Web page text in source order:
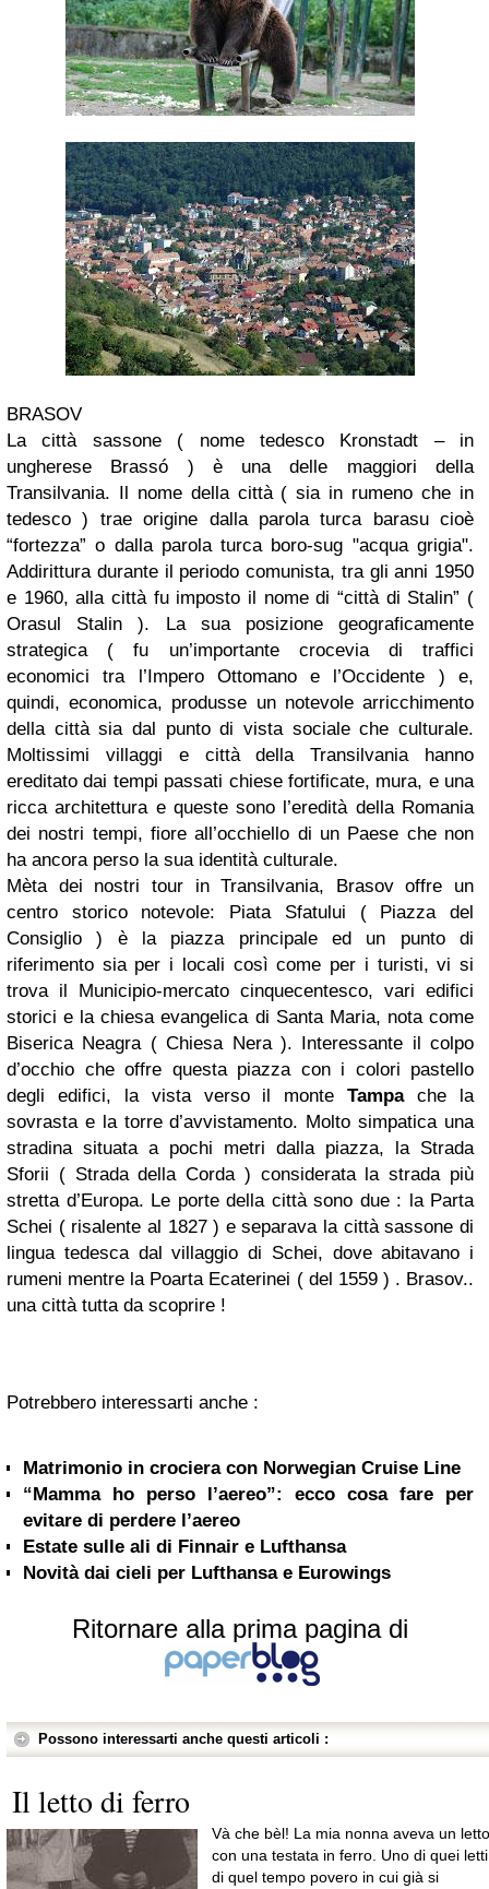
BRASOV
La città sassone ( nome tedesco Kronstadt – in
ungherese Brassó ) è una delle maggiori della
Transilvania. Il nome della città ( sia in rumeno che in
tedesco ) trae origine dalla parola turca barasu cioè
“fortezza” o dalla parola turca boro-sug "acqua grigia".
Addirittura durante il periodo comunista, tra gli anni 1950
e 1960, alla città fu imposto il nome di “città di Stalin” (
Orasul Stalin ). La sua posizione geograficamente
strategica ( fu un’importante crocevia di traffici
economici tra l’Impero Ottomano e l’Occidente ) e,
quindi, economica, produsse un notevole arricchimento
della città sia dal punto di vista sociale che culturale.
Moltissimi villaggi e città della Transilvania hanno
ereditato dai tempi passati chiese fortificate, mura, e una
ricca architettura e queste sono l’eredità della Romania
dei nostri tempi, fiore all’occhiello di un Paese che non
ha ancora perso la sua identità culturale.
Mèta dei nostri tour in Transilvania, Brasov offre un
centro storico notevole: Piata Sfatului ( Piazza del
Consiglio ) è la piazza principale ed un punto di
riferimento sia per i locali così come per i turisti, vi si
trova il Municipio-mercato cinquecentesco, vari edifici
storici e la chiesa evangelica di Santa Maria, nota come
Biserica Neagra ( Chiesa Nera ). Interessante il colpo
d’occhio che offre questa piazza con i colori pastello
degli edifici, la vista verso il monteTampache la
sovrasta e la torre d’avvistamento. Molto simpatica una
stradina situata a pochi metri dalla piazza, la Strada
Sforii ( Strada della Corda ) considerata la strada più
stretta d’Europa. Le porte della città sono due : la Parta
Schei ( risalente al 1827 ) e separava la città sassone di
lingua tedesca dal villaggio di Schei, dove abitavano i
rumeni mentre la Poarta Ecaterinei ( del 1559 ) . Brasov..
una città tutta da scoprire !
Potrebbero interessarti anche :
Matrimonio in crociera con Norwegian Cruise Line
“Mamma ho perso l’aereo”: ecco cosa fare per
evitare di perdere l’aereo
Estate sulle ali di Finnair e Lufthansa
Novità dai cieli per Lufthansa e Eurowings
Ritornare alla prima pagina di
Possono interessarti anche questi articoli :
Il letto di ferro
Và che bèl! La mia nonna aveva un letto
con una testata in ferro. Uno di quei letti
di quel tempo povero in cui già si